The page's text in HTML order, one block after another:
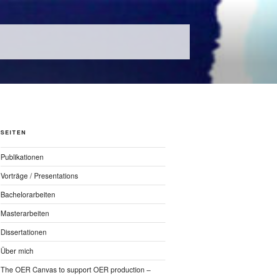
SEITEN
Publikationen
Vorträge / Presentations
Bachelorarbeiten
Masterarbeiten
Dissertationen
Über mich
The OER Canvas to support OER production –